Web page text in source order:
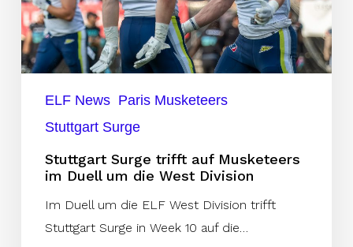
Duell
um
die
DivisionELF News Paris Musketeers
Stuttgart Surge
Stuttgart Surge trifft auf Musketeers
im Duell um die West Division
Im Duell um die ELF West Division trifft
Stuttgart Surge in Week 10 auf die…